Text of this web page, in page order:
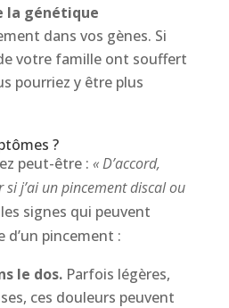
la génétique
dans vos gènes. Si
votre famille ont souffert
pourriez y être plus
?
peut-être : « D’accord,
j’ai un pincement discal ou
signes qui peuvent
d’un pincement :
le dos.Parfois légères,
ces douleurs peuvent